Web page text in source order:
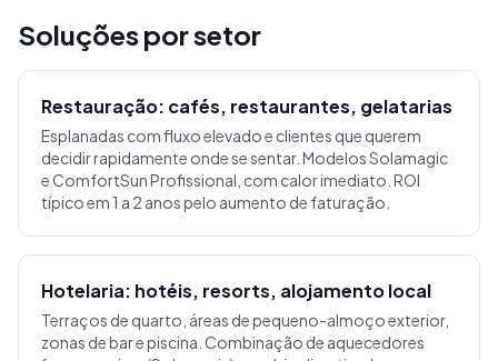
Soluções por setor
Restauração: cafés, restaurantes, gelatarias
Esplanadas com fluxo elevado e clientes que querem
decidir rapidamente onde se sentar. Modelos Solamagic
e ComfortSun Profissional, com calor imediato. ROI
típico em 1 a 2 anos pelo aumento de faturação.
Hotelaria: hotéis, resorts, alojamento local
Terraços de quarto, áreas de pequeno-almoço exterior,
zonas de bar e piscina. Combinação de aquecedores